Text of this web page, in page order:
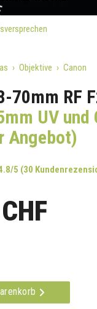
Objektive Canon
70mm RF
UV und
Angebot)
5 (30